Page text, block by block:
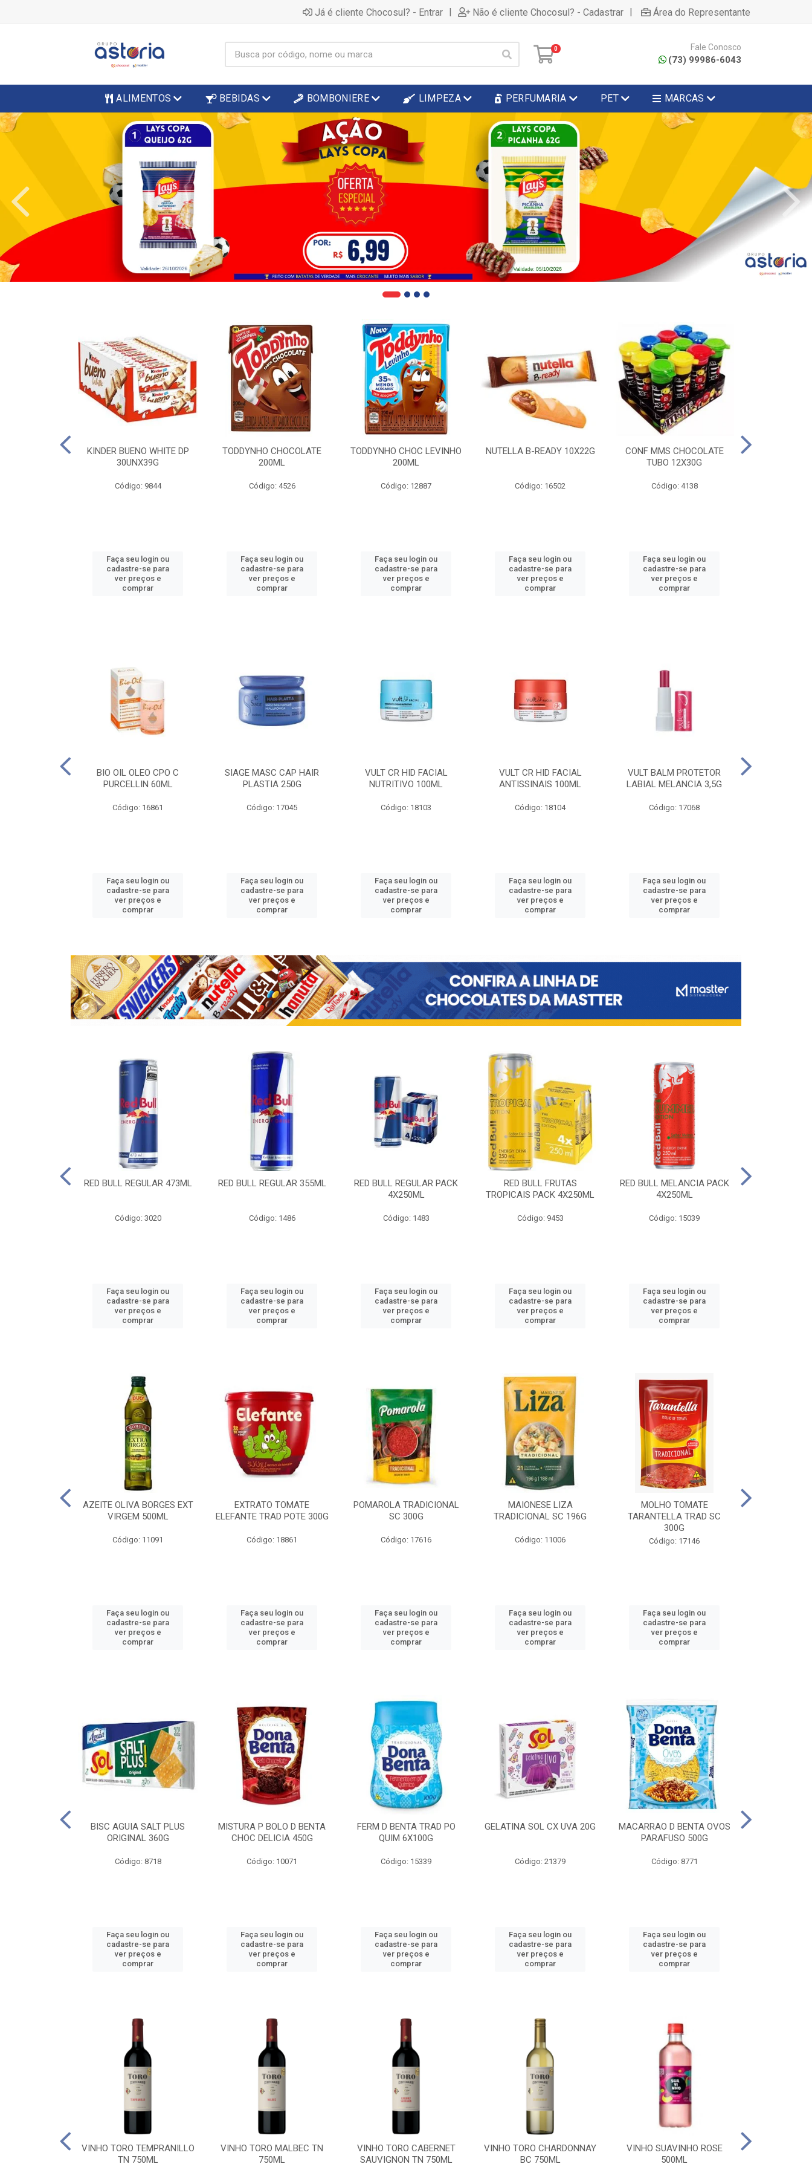
Já é cliente Chocosul? - Entrar | Não é cliente Chocosul? - Cadastrar | Área do Representante
0 Fale Conosco
(73) 99986-6043
ALIMENTOS BEBIDAS BOMBONIERE LIMPEZA PERFUMARIA PET MARCAS
KINDER BUENO WHITE DP
30UNX39G
Código: 9844
Faça seu login ou
cadastre-se para
ver preços e
comprar
TODDYNHO CHOCOLATE
200ML
Código: 4526
Faça seu login ou
cadastre-se para
ver preços e
comprar
TODDYNHO CHOC LEVINHO
200ML
Código: 12887
Faça seu login ou
cadastre-se para
ver preços e
comprar
NUTELLA B-READY 10X22G
Código: 16502
Faça seu login ou
cadastre-se para
ver preços e
comprar
CONF MMS CHOCOLATE
TUBO 12X30G
Código: 4138
Faça seu login ou
cadastre-se para
ver preços e
comprar
BIO OIL OLEO CPO C
PURCELLIN 60ML
Código: 16861
Faça seu login ou
cadastre-se para
ver preços e
comprar
SIAGE MASC CAP HAIR
PLASTIA 250G
Código: 17045
Faça seu login ou
cadastre-se para
ver preços e
comprar
VULT CR HID FACIAL
NUTRITIVO 100ML
Código: 18103
Faça seu login ou
cadastre-se para
ver preços e
comprar
VULT CR HID FACIAL
ANTISSINAIS 100ML
Código: 18104
Faça seu login ou
cadastre-se para
ver preços e
comprar
VULT BALM PROTETOR
LABIAL MELANCIA 3,5G
Código: 17068
Faça seu login ou
cadastre-se para
ver preços e
comprar
RED BULL REGULAR 473ML
Código: 3020
Faça seu login ou
cadastre-se para
ver preços e
comprar
RED BULL REGULAR 355ML
Código: 1486
Faça seu login ou
cadastre-se para
ver preços e
comprar
RED BULL REGULAR PACK
4X250ML
Código: 1483
Faça seu login ou
cadastre-se para
ver preços e
comprar
RED BULL FRUTAS
TROPICAIS PACK 4X250ML
Código: 9453
Faça seu login ou
cadastre-se para
ver preços e
comprar
RED BULL MELANCIA PACK
4X250ML
Código: 15039
Faça seu login ou
cadastre-se para
ver preços e
comprar
AZEITE OLIVA BORGES EXT
VIRGEM 500ML
Código: 11091
Faça seu login ou
cadastre-se para
ver preços e
comprar
EXTRATO TOMATE
ELEFANTE TRAD POTE 300G
Código: 18861
Faça seu login ou
cadastre-se para
ver preços e
comprar
POMAROLA TRADICIONAL
SC 300G
Código: 17616
Faça seu login ou
cadastre-se para
ver preços e
comprar
MAIONESE LIZA
TRADICIONAL SC 196G
Código: 11006
Faça seu login ou
cadastre-se para
ver preços e
comprar
MOLHO TOMATE
TARANTELLA TRAD SC
300G
Código: 17146
Faça seu login ou
cadastre-se para
ver preços e
comprar
BISC AGUIA SALT PLUS
ORIGINAL 360G
Código: 8718
Faça seu login ou
cadastre-se para
ver preços e
comprar
MISTURA P BOLO D BENTA
CHOC DELICIA 450G
Código: 10071
Faça seu login ou
cadastre-se para
ver preços e
comprar
FERM D BENTA TRAD PO
QUIM 6X100G
Código: 15339
Faça seu login ou
cadastre-se para
ver preços e
comprar
GELATINA SOL CX UVA 20G
Código: 21379
Faça seu login ou
cadastre-se para
ver preços e
comprar
MACARRAO D BENTA OVOS
PARAFUSO 500G
Código: 8771
Faça seu login ou
cadastre-se para
ver preços e
comprar
VINHO TORO TEMPRANILLO
TN 750ML
VINHO TORO MALBEC TN
750ML
VINHO TORO CABERNET
SAUVIGNON TN 750ML
VINHO TORO CHARDONNAY
BC 750ML
VINHO SUAVINHO ROSE
500ML